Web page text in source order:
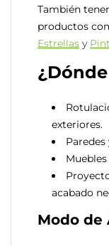
También
productos
Estrellas y
exteriores.
acabado
Modo de